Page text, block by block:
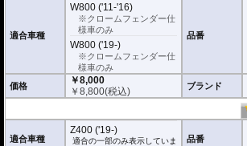
適合車種
W800 ('11-'16)
※クロームフェンダー仕
様車のみ
W800 ('19-)
※クロームフェンダー仕
様車のみ
品番
価格
￥8,000
￥8,800(税込) ブランド
適合車種
Z400 ('19-)
適合の一部のみ表示していま
品番